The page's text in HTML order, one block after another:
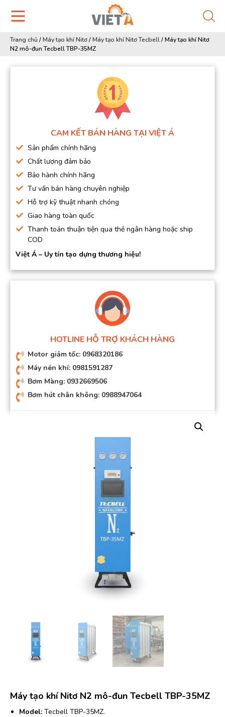
Trang chủ /Máy tạo khí Nitơ/Máy tạo khí Nitơ Tecbell/Máy tạo khí Nitơ
N2 mô-đun Tecbell TBP-35MZ
CAM KẾT BÁN HÀNG TẠI VIỆT Á
Sản phẩm chính hãng
Chất lượng đảm bảo
Bảo hành chính hãng
Tư vấn bán hàng chuyên nghiệp
Hỗ trợ kỹ thuật nhanh chóng
Giao hàng toàn quốc
Thanh toán thuận tiện qua thẻ ngân hàng hoặc ship
COD
Việt Á – Uy tín tạo dựng thương hiệu!
HOTLINE HỖ TRỢ KHÁCH HÀNG
Motor giảm tốc: 0968320186
Máy nén khí: 0981591287
Bơm Màng: 0932669506
Bơm hút chân không: 0988947064
Máy tạo khí Nitơ N2 mô-đun Tecbell TBP-35MZ
Model: Tecbell TBP-35MZ.